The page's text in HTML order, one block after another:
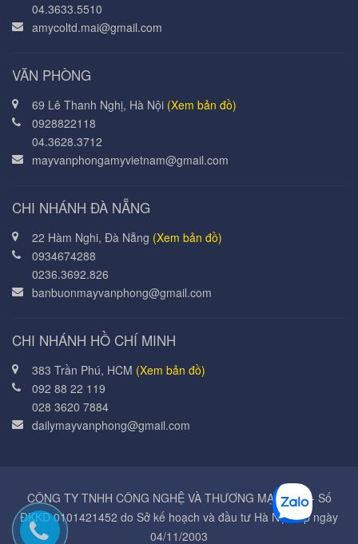
04.3633.5510
amycoltd.mai@gmail.com
VĂN PHÒNG
69 Lê Thanh Nghị, Hà Nội (Xem bản đồ)
0928822118
04.3628.3712
mayvanphongamyvietnam@gmail.com
CHI NHÁNH ĐÀ NẴNG
22 Hàm Nghi, Đà Nẵng (Xem bản đồ)
0934674288
0236.3692.826
banbuonmayvanphong@gmail.com
CHI NHÁNH HỒ CHÍ MINH
383 Trần Phú, HCM (Xem bản đồ)
092 88 22 119
028 3620 7884
dailymayvanphong@gmail.com
CÔNG TY TNHH CÔNG NGHỆ VÀ THƯƠNG MẠI Á MỸ - Số
ĐKKD 0101421452 do Sở kế hoạch và đầu tư Hà Nội cấp ngày
04/11/2003